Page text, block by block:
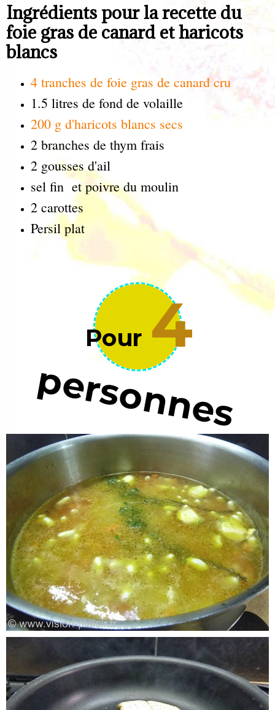
Ingrédients pour la recette du
foie gras de canard et haricots
blancs
4 tranches de foie gras de canard cru
1.5 litres de fond de volaille
200 g d'haricots blancs secs
2 branches de thym frais
2 gousses d'ail
sel fin et poivre du moulin
2 carottes
Persil plat
Pour 4
personnes